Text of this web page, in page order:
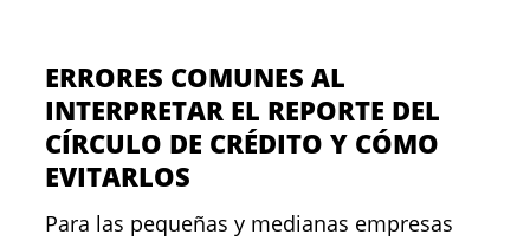
ERRORES COMUNES AL
INTERPRETAR EL REPORTE DEL
CÍRCULO DE CRÉDITO Y CÓMO
EVITARLOS
Para las pequeñas y medianas empresas